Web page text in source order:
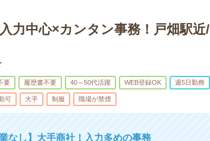
力中心×カンタン事務！戸畑駅近/
要 履歴書不要 40～50代活躍 WEB登録OK 週5日勤務
可 大手 制服 職場が禁煙
なし】大手商社！入力多めの事務